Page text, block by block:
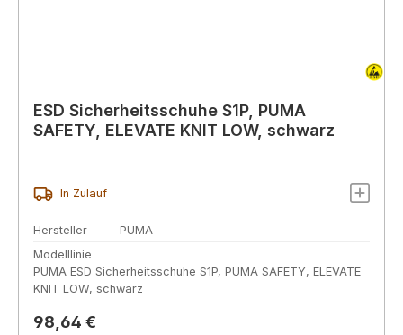
ESD Sicherheitsschuhe S1P, PUMA
SAFETY, ELEVATE KNIT LOW, schwarz
In Zulauf
Hersteller
PUMA
Modelllinie
PUMA ESD Sicherheitsschuhe S1P, PUMA SAFETY, ELEVATE
KNIT LOW, schwarz
Regulärer Preis:
98,64 €